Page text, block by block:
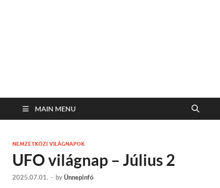
MAIN MENU
NEMZETKÖZI VILÁGNAPOK
UFO világnap – Július 2
2025.07.01. - byÜnnepinfó